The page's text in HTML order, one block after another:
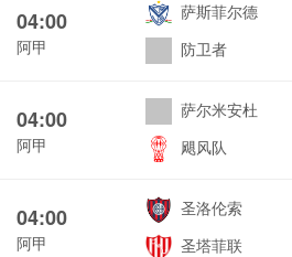
04:00
阿甲
萨斯菲尔德
防卫者
04:00
阿甲
萨尔米安杜
飓风队
04:00
阿甲
圣洛伦索
圣塔菲联